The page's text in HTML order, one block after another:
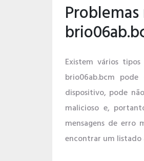
Existem vários
brio06ab.bcm
dispositivo, pode
malicioso e,
mensagens de erro
encontrar um listado